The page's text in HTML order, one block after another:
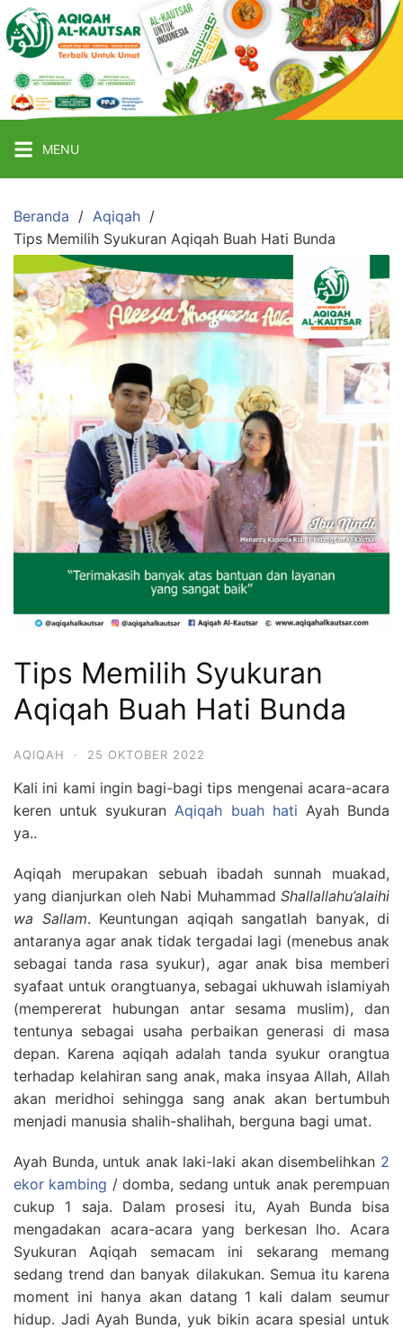
Langsung
ke
konten
Aqiqah
Al
Kautsar
Jasa
Aqiqah
Jogja
Murah
MENU
Beranda
Aqiqah
Tips Memilih Syukuran Aqiqah Buah Hati Bunda
Tips Memilih Syukuran
Aqiqah Buah Hati Bunda
AQIQAH · 25 OKTOBER 2022
Kali ini kami ingin bagi-bagi tips mengenai acara-acara
keren untuk syukuranAqiqah buah hati Ayah Bunda
ya..
Aqiqah merupakan sebuah ibadah sunnah muakad,
yang dianjurkan oleh Nabi Muhammad Shallallahu’alaihi
wa Sallam. Keuntungan aqiqah sangatlah banyak, di
antaranya agar anak tidak tergadai lagi (menebus anak
sebagai tanda rasa syukur), agar anak bisa memberi
syafaat untuk orangtuanya, sebagai ukhuwah islamiyah
(mempererat hubungan antar sesama muslim), dan
tentunya sebagai usaha perbaikan generasi di masa
depan. Karena aqiqah adalah tanda syukur orangtua
terhadap kelahiran sang anak, maka insyaa Allah, Allah
akan meridhoi sehingga sang anak akan bertumbuh
menjadi manusia shalih-shalihah, berguna bagi umat.
Ayah Bunda, untuk anak laki-laki akan disembelihkan 2
ekor kambing / domba, sedang untuk anak perempuan
cukup 1 saja. Dalam prosesi itu, Ayah Bunda bisa
mengadakan acara-acara yang berkesan lho. Acara
Syukuran Aqiqah semacam ini sekarang memang
sedang trend dan banyak dilakukan. Semua itu karena
moment ini hanya akan datang 1 kali dalam seumur
hidup. Jadi Ayah Bunda, yuk bikin acara spesial untuk